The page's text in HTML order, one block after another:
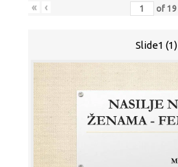
« ‹ of 19
Slide1 (1)